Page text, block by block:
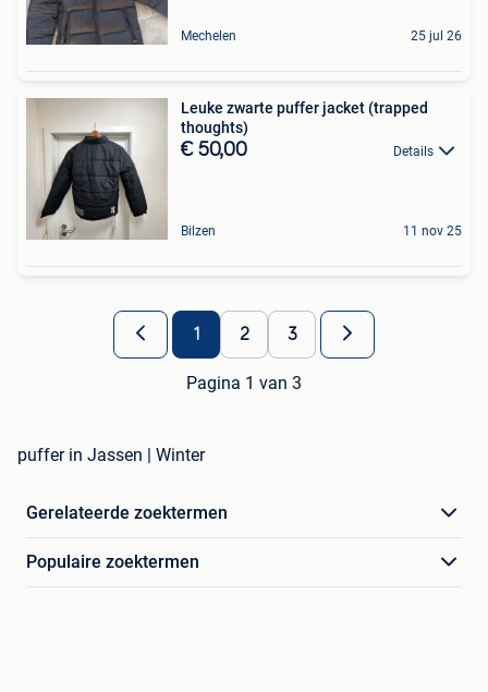
Mechelen 25 jul 26
Leuke zwarte puffer jacket (trapped
thoughts)
€ 50,00 Details
Bilzen 11 nov 25
1 2 3
Pagina 1 van 3
puffer in Jassen | Winter
Gerelateerde zoektermen
Populaire zoektermen